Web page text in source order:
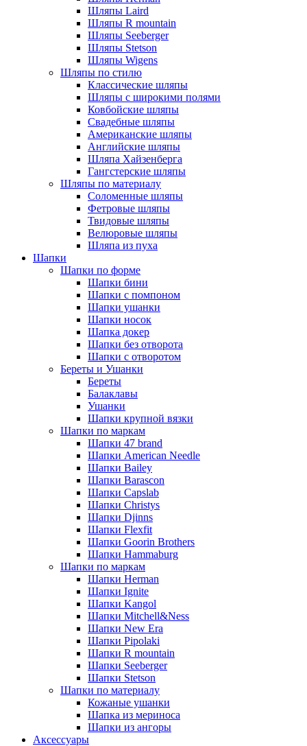
Шляпы Laird
Шляпы R mountain
Шляпы Seeberger
Шляпы Stetson
Шляпы Wigens
Шляпы по стилю
Классические шляпы
Шляпы с широкими полями
Ковбойские шляпы
Свадебные шляпы
Американские шляпы
Английские шляпы
Шляпа Хайзенберга
Гангстерские шляпы
Шляпы по материалу
Соломенные шляпы
Фетровые шляпы
Твидовые шляпы
Велюровые шляпы
Шляпа из пуха
Шапки
Шапки по форме
Шапки бини
Шапки с помпоном
Шапки ушанки
Шапки носок
Шапка докер
Шапки без отворота
Шапки с отворотом
Береты и Ушанки
Береты
Балаклавы
Ушанки
Шапки крупной вязки
Шапки по маркам
Шапки 47 brand
Шапки American Needle
Шапки Bailey
Шапки Barascon
Шапки Capslab
Шапки Christys
Шапки Djinns
Шапки Flexfit
Шапки Goorin Brothers
Шапки Hammaburg
Шапки по маркам
Шапки Herman
Шапки Ignite
Шапки Kangol
Шапки Mitchell&Ness
Шапки New Era
Шапки Pipolaki
Шапки R mountain
Шапки Seeberger
Шапки Stetson
Шапки по материалу
Кожаные ушанки
Шапка из мериноса
Шапки из ангоры
Аксессуары